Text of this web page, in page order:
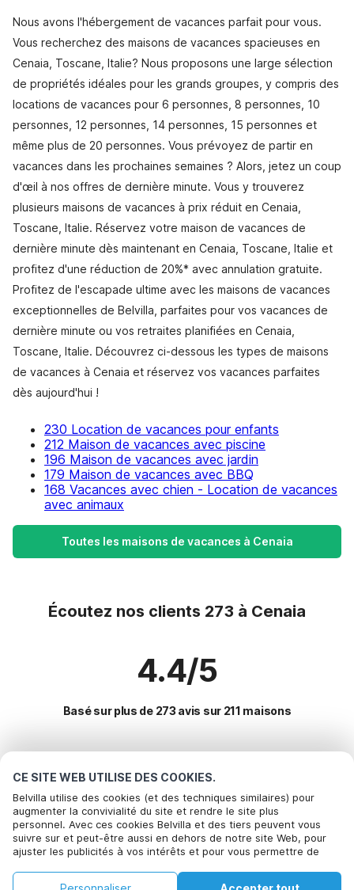
CE SITE WEB UTILISE DES COOKIES.
Belvilla utilise des cookies (et des techniques similaires) pour
augmenter la convivialité du site et rendre le site plus
personnel. Avec ces cookies Belvilla et des tiers peuvent vous
suivre sur et peut-être aussi en dehors de notre site Web, pour
ajuster les publicités à vos intérêts et pour vous permettre de
Accepter, vous acceptez de le faire. Plus d'informations peuvent
Nous avons l'hébergement de vacances parfait pour vous.
Vous recherchez des maisons de vacances spacieuses en
Cenaia, Toscane, Italie? Nous proposons une large sélection
de propriétés idéales pour les grands groupes, y compris des
locations de vacances pour 6 personnes, 8 personnes, 10
personnes, 12 personnes, 14 personnes, 15 personnes et
même plus de 20 personnes. Vous prévoyez de partir en
vacances dans les prochaines semaines ? Alors, jetez un coup
d'œil à nos offres de dernière minute. Vous y trouverez
plusieurs maisons de vacances à prix réduit en Cenaia,
Toscane, Italie. Réservez votre maison de vacances de
dernière minute dès maintenant en Cenaia, Toscane, Italie et
profitez d'une réduction de 20%* avec annulation gratuite.
Profitez de l'escapade ultime avec les maisons de vacances
exceptionnelles de Belvilla, parfaites pour vos vacances de
dernière minute ou vos retraites planifiées en Cenaia,
Toscane, Italie. Découvrez ci-dessous les types de maisons
de vacances à Cenaia et réservez vos vacances parfaites
dès aujourd'hui !
230 Location de vacances pour enfants
212 Maison de vacances avec piscine
196 Maison de vacances avec jardin
179 Maison de vacances avec BBQ
168 Vacances avec chien - Location de vacances
avec animaux
Toutes les maisons de vacances à Cenaia
Écoutez nos clients 273 à Cenaia
4.4/5
Basé sur plus de 273 avis sur 211 maisons
Destinations les plus populaires pour les
vacances
Villes offrant les meilleures commodités pour les vacances
Location de vacances pour enfants arezzo
Location de vacances pour enfants monte-san-savino
Commodités populaires pour les vacances en Cenaia
Location de vacances pour enfants